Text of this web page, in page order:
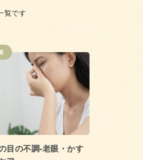
覧です
目の不調‐老眼・かす